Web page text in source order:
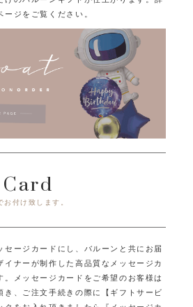
ージをご覧ください。
お付け致します。
セージカードにし、バルーンと共にお届
イナーが制作した高品質なメッセージカ
メッセージカードをご希望のお客様は
き、ご注文手続きの際に
【ギフトサービ